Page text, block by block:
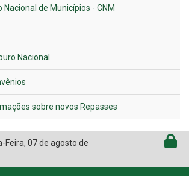
de Municípios - CNM
Nacional
sobre novos Repasses
Feira, 07 de agosto de